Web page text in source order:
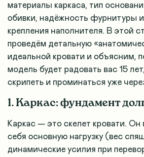
материалы каркаса, тип
обивки, надёжность фурнитуры
крепления наполнителя. В этой
проведём детальную
идеальной кровати и объясним,
модель будет радовать вас 15
скрипеть и проминаться уже
1. Каркас: фундамент
Каркас — это скелет кровати. Он
себя основную нагрузку (вес
динамические усилия при